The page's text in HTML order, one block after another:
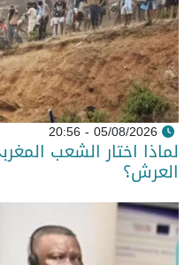
05/08/2026 - 20:56
لماذا اختار الشعب
العرش؟